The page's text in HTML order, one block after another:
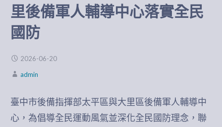
里後備軍人輔導中心落實全民
國防
2026-06-20
admin
臺中市後備指揮部太平區與大里區後備軍人輔導中
心，為倡導全民運動風氣並深化全民國防理念，聯